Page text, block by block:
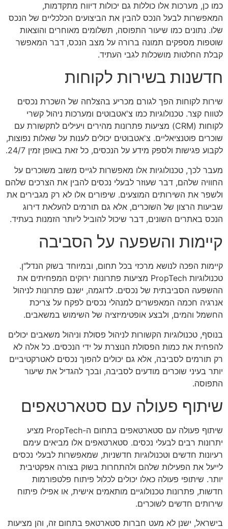
כמו כן, מערכות אלו כוללות גם יכולות דיווח מתקדמות,
המאפשרות לבעל הנכס להבין את הביצועים הכלכליים של הנכס
שלו. נתונים כמו שיעור התפוסה, תשלומים מאוחרים והוצאות
שוטפות מספקים תמונה ברורה על מצב הנכס, דבר המאפשר
קבלת החלטות מושכלות לגבי העתיד.
חדשנות בשירות לקוחות
שירות לקוחות הפך לגורם מכריע בהצלחה של השכרת נכסים
לטווח קצר. טכנולוגיות כמו צ'אטבוטים ומערכות ניהול קשרי
לקוחות (CRM) מציעות פתרונות מהירים ויעילים לתקשורת עם
שוכרים פוטנציאליים. צ'אטבוטים יכולים לענות על שאלות נפוצות,
לקבוע פגישות ולספק מידע על הנכסים, כל זאת באופן זמין 24/7.
מעבר לכך, טכנולוגיות אלו מאפשרות לגייס משוב משוכרים על
החוויה שלהם, דבר שעוזר לבעלי נכסים להבין את הצרכים שלהם
ולשפר את השירותים המוצעים. שיפורים אלו לא רק מגבירים את
שביעות הרצון של השוכרים, אלא גם תורמים להעלאת דירוג
הנכס באתרים השונים, דבר שיכול להוביל ליותר הזמנות בעתיד.
קיימות והשפעה על הסביבה
קיימות הפכה לנושא מרכזי בכל תחום, ובמיוחד בשוק הנדל"ן.
טכנולוגיות PropTech מציעות פתרונות ירוקים המפחיתים את
ההשפעה הסביבתית של נכסים. לדוגמה, ישנם פתרונות לניהול
אנרגיה חכמה המאפשרים למנהלי נכסים לפקח על צריכת
החשמל והמים, ולבצע אופטימיזציה של השימוש במשאבים.
בנוסף, טכנולוגיות הקשורות לניהול פסולת וניהול משאבים יכולים
להפחית את כמות הפסולת הנוצרת על ידי הנכסים. כל אלה לא
רק תורמים לסביבה, אלא גם יכולים להפוך נכסים לאטרקטיביים
יותר בעיני שוכרים מודעים לסביבה, ובכך להגדיל את שיעור
התפוסה.
שיתוף פעולה עם סטארטאפים
שיתוף פעולה עם סטארטאפים בתחום ה-PropTech מציע
יתרונות רבים לבעלי נכסים. סטארטאפים אלו מביאים עימם
רעיונות חדשים וטכנולוגיות חדשניות, שמאפשרות לבעלי נכסים
לייעל את הפעילות שלהם ולהתחרות בשוק בצורה אפקטיבית
יותר. שיתופי פעולה כאלו יכולים לכלול פיתוח פלטפורמות
חדשות, פתרונות טכנולוגיים מותאמים אישית, או אפילו פיתוח
שירותים חדשים לשוכרים.
בישראל, ישנן לא מעט חברות סטארטאפ בתחום זה, והן מציעות